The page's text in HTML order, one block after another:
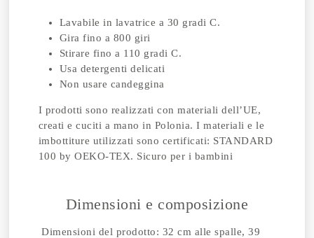
Lavabile in lavatrice a 30 gradi C.
Gira fino a 800 giri
Stirare fino a 110 gradi C.
Usa detergenti delicati
Non usare candeggina
I prodotti sono realizzati con materiali dell’UE,
creati e cuciti a mano in Polonia. I materiali e le
imbottiture utilizzati sono certificati: STANDARD
100 by OEKO-TEX. Sicuro per i bambini
Dimensioni e composizione
Dimensioni del prodotto: 32 cm alle spalle, 39